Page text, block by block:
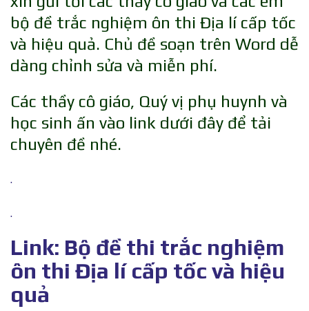
bộ đề trắc nghiệm ôn thi Địa lí cấp tốc
và hiệu quả. Chủ đề soạn trên Word dễ
dàng chỉnh sửa và miễn phí.
Các thầy cô giáo, Quý vị phụ huynh và
học sinh ấn vào link dưới đây để tải
chuyên đề nhé.
.
.
Link: Bộ đề thi trắc nghiệm
ôn thi Địa lí cấp tốc và hiệu
quả